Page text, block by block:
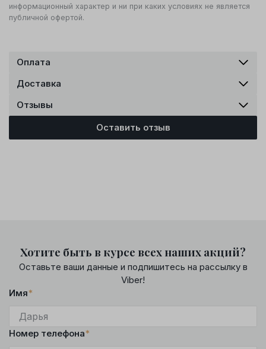
информационный характер и ни при каких условиях не является
публичной офертой.
Оплата
Доставка
Отзывы
Оставить отзыв
Хотите быть в курсе всех наших акций?
Оставьте ваши данные и подпишитесь на рассылку в
Viber!
Имя*
Номер телефона*